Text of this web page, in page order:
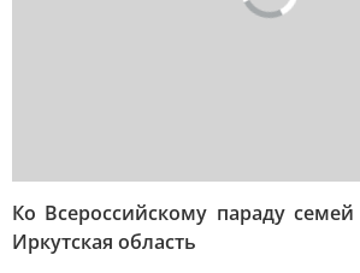
Ко Всероссийскому параду
Иркутская область